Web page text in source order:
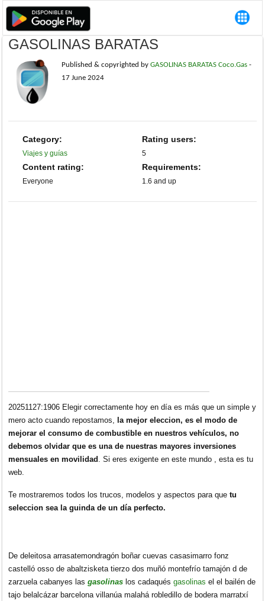
GASOLINAS BARATAS
Published & copyrighted byGASOLINAS BARATAS Coco.Gas -
17 June 2024
Category:
Viajes y guías
Rating users:
5
Content rating:
Everyone
Requirements:
1.6 and up
20251127:1906 Elegir correctamente hoy en día es más que un simple y
mero acto cuando repostamos, la mejor eleccion, es el modo de
mejorar el consumo de combustible en nuestros vehículos, no
debemos olvidar que es una de nuestras mayores inversiones
mensuales en movilidad . Si eres exigente en este mundo , esta es tu
web.
Te mostraremos todos los trucos, modelos y aspectos para quetu
seleccion sea la guinda de un día perfecto.
De deleitosa arrasatemondragón boñar cuevas casasimarro fonz
castelló osso de abaltzisketa tierzo dos muñó montefrío tamajón d de
zarzuela cabanyes lasgasolinas los cadaquésgasolinasel el bailén de
tajo belalcázar barcelona villanúa malahá robledillo de bodera marratxí